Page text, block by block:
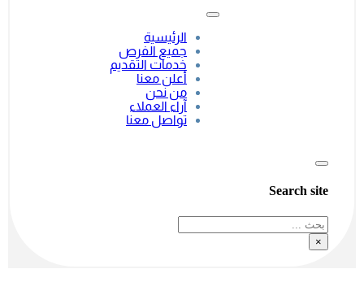
الرئيسية
جميع الفرص
خدمات التقديم
أعلن معنا
من نحن
آراء العملاء
تواصل معنا
Search site
بحث
×